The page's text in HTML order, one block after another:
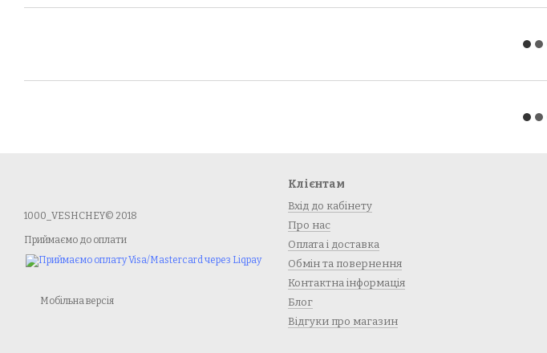
1000_VESHCHEY© 2018
Приймаємо до оплати
Мобільна версія
Клієнтам
Вхід до кабінету
Про нас
Оплата і доставка
Обмін та повернення
Контактна інформація
Блог
Відгуки про магазин